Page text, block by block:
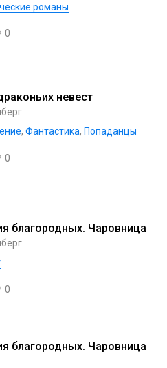
романы
0
невест
, Фантастика, Попаданцы
0
благородных. Чаровница
0
благородных. Чаровница